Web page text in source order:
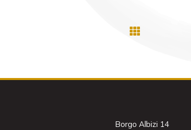
Borgo Albizi 14